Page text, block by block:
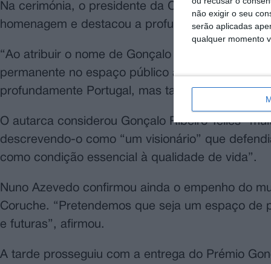
não exigir o seu
serão aplicadas
qualquer momento
Na cerimónia, o presidente da Câmara
homenagem e destacou a profunda relação de
“Ao atribuir o nome de Gonçalo Ribeiro Telles a
permanente no espaço público a memória de
profundamente Portugal, mas também
O autarca considerou Gonçalo Ribeiro Telles
descrevendo-o como “um visionário” que
como condição essencial à qualidade de vida”.
Nuno Azevedo confirmou ainda o empenho do
Coruche. “Pretendemos que seja um espaço
e futuras”, afirmou.
A tarde prosseguiu com a entrega do Prémio